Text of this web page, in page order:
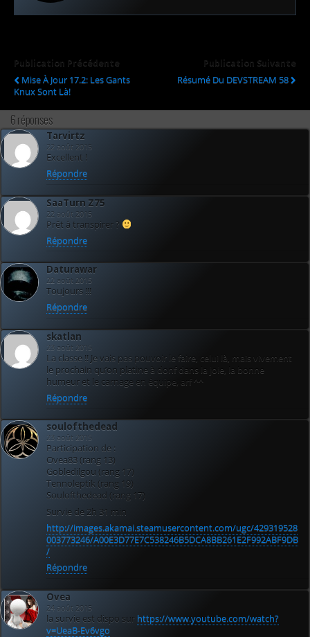
Publication Précédente
Mise À Jour 17.2: Les Gants
Knux Sont Là!
Publication Suivante
Résumé Du DEVSTREAM 58
6 réponses
Tarvirtz
22 août 2015
Excellent !
Répondre
SaaTurn Z75
22 août 2015
Prêt à transpirer ?
Répondre
Daturawar
22 août 2015
Toujours !!!
Répondre
skatlan
23 août 2015
La classe !! Je vais pas pouvoir le faire, celui là, mais vivement
le prochain qu’on platine à donf dans la joie, la bonne
humeur et le carnage en équipe, arf ^^
Répondre
soulofthedead
23 août 2015
Participation de :
Ovea83 (rang 13)
Gobledilgou (rang 17)
Tennoleptik (rang 19)
Soulofthedead (rang 17)
Survie de 2h 31 min
http://images.akamai.steamusercontent.com/ugc/429319528
003773246/A00E3D77E7C538246B5DCA8BB261E2F992ABF9DB
/
Répondre
Ovea
24 août 2015
la survie est dispo sur https://www.youtube.com/watch?
v=UeaB-Ev6vgo